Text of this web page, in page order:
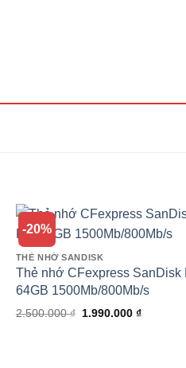
-20%
THẺ NHỚ SANDISK
Thẻ nhớ CFexpress SanDisk
64GB 1500Mb/800Mb/s
2.500.000₫ Giá
1.990.000₫Giá